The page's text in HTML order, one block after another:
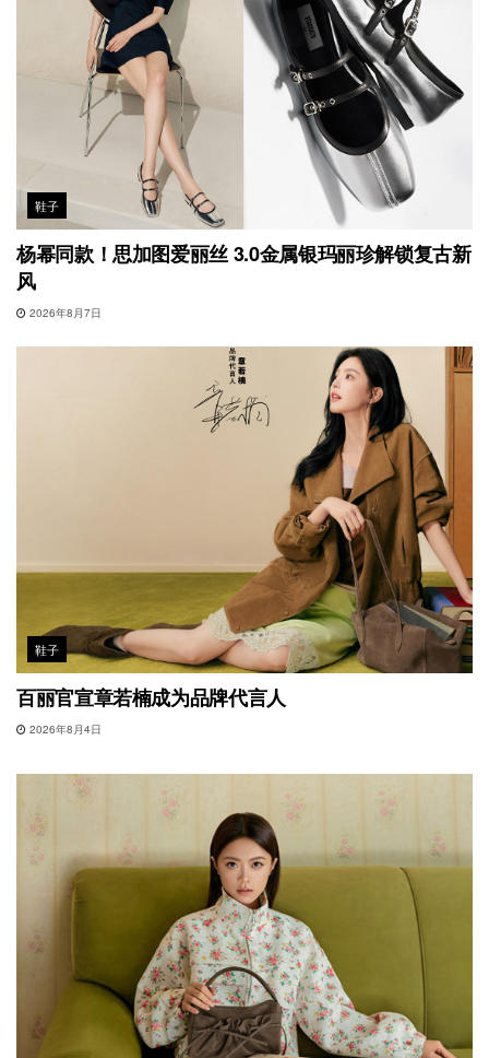
鞋子
杨幂同款！思加图爱丽丝 3.0金属银玛丽珍解锁复古新
风
2026年8月7日
鞋子
百丽官宣章若楠成为品牌代言人
2026年8月4日